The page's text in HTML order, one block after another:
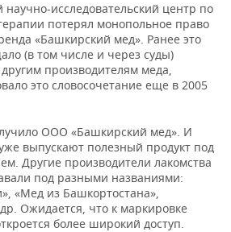
исследовательский центр по
потерял монопольное право
«Башкирский мед». Ранее это
(в том числе и через суды)
производителям меда,
это словосочетание еще в 2005
ООО «Башкирский мед». И
выпускают полезный продукт под
Другие производители лакомства
под разными названиями:
«Мед из Башкортостана»,
Ожидается, что к маркировке
более широкий доступ.